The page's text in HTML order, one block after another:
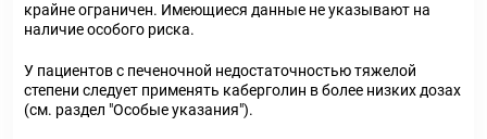
крайне ограничен. Имеющиеся данные не указывают на
наличие особого риска.
У пациентов с печеночной недостаточностью тяжелой
степени следует применять каберголин в более низких дозах
(см. раздел "Особые указания").